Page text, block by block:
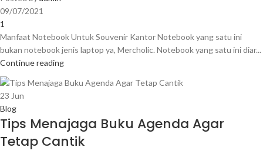
09/07/2021
1
Manfaat Notebook Untuk Souvenir Kantor Notebook yang satu ini
bukan notebook jenis laptop ya, Mercholic. Notebook yang satu ini diar...
Continue reading
23 Jun
Blog
Tips Menajaga Buku Agenda Agar
Tetap Cantik